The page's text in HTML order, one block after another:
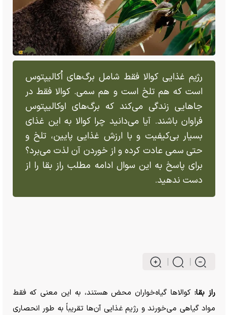
رژیم غذایی کوالا فقط شامل برگ‌های اُکالیپتوس
است که هم تلخ است و هم سمی. کوالا فقط در
جا‌هایی زندگی می‌کند که برگ‌های اوکالیپتوس
فراوان باشند. آیا می‌دانید چرا کوالا به این غذای
بسیار بی‌کیفیت و با ارزش غذایی پایین، تلخ و
حتی سمی عادت کرده و از خوردن آن لذت می‌برد؟
برای پاسخ به این سوال ادامه مطلب راز بقا را از
دست ندهید.
راز بقا:کوالا‌ها گیاه‌خواران محض هستند، به این معنی که فقط
مواد گیاهی می‌خورند و رژیم غذایی آن‌ها تقریباً به طور انحصاری